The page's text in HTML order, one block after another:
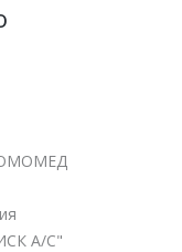
А/С"